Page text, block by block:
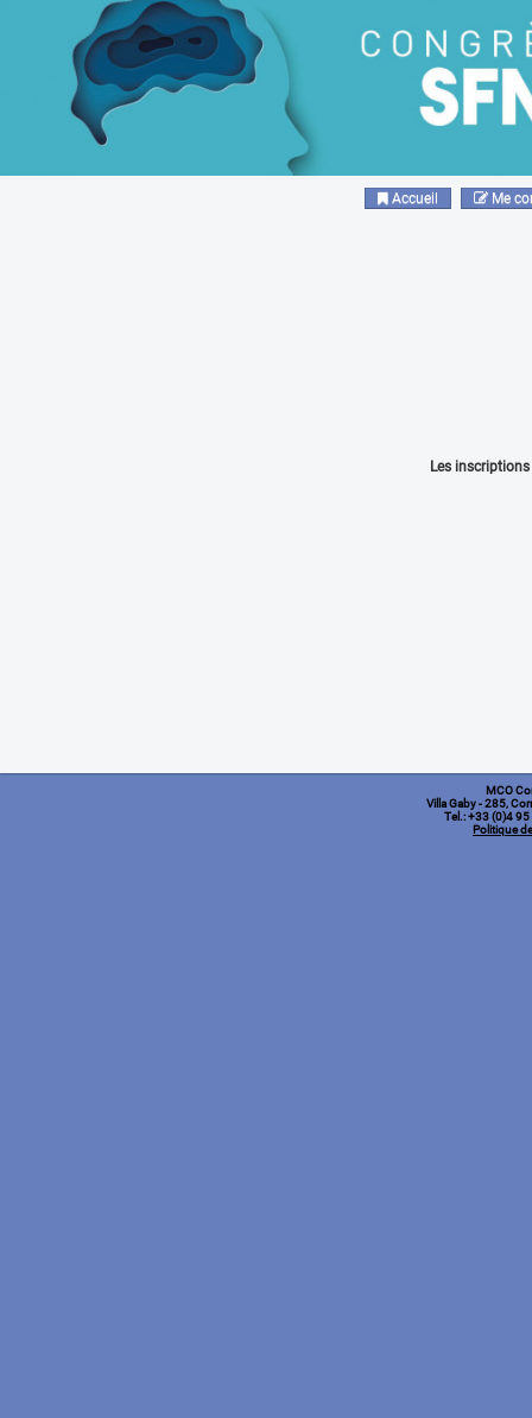
Accueil Me
Les
MCO
Villa Gaby- 285,
Tel.: +33 (0)4
Politique